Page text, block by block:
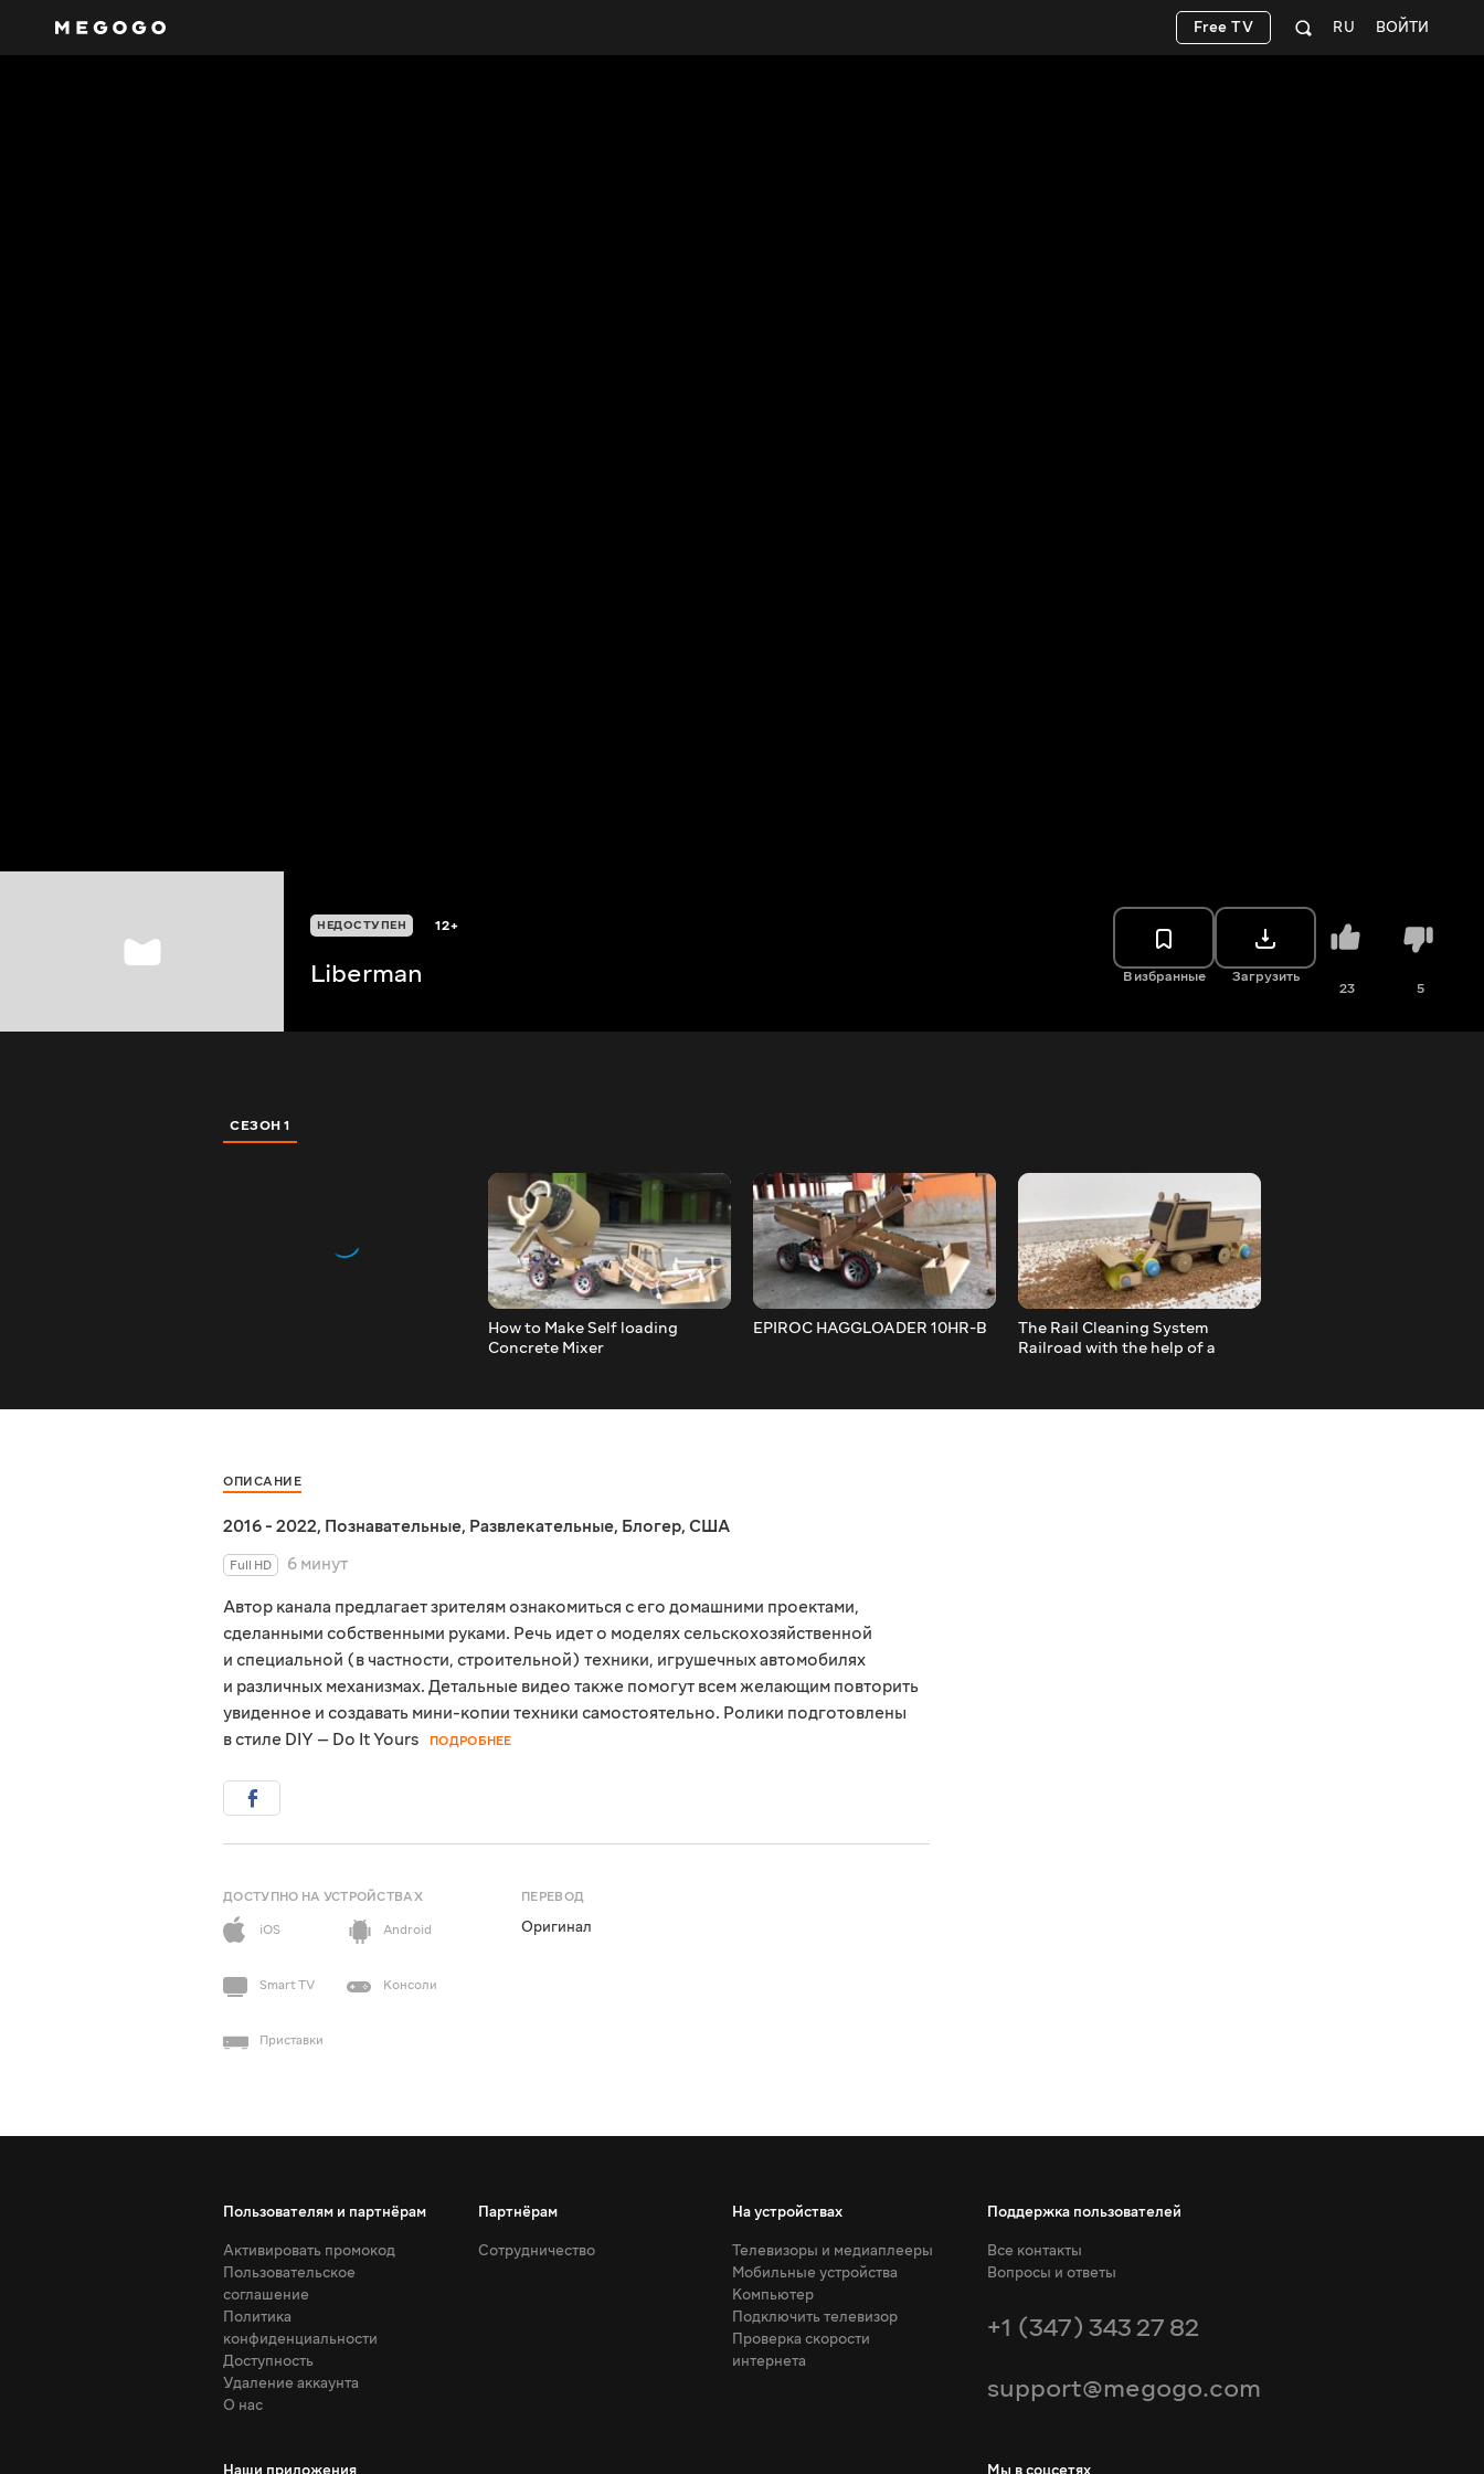
ВОЙТИ
RU
Free TV
НЕДОСТУПЕН 12+
Liberman В избранные Загрузить
23 5
СЕЗОН 1
How to Make Self loading
Concrete Mixer
EPIROC HAGGLOADER 10HR-B
The Rail Cleaning System
Railroad with the help of a
ОПИСАНИЕ
2016 - 2022, Познавательные, Развлекательные, Блогер, США
Full HD
6 минут
Автор канала предлагает зрителям ознакомиться с его домашними проектами,
сделанными собственными руками. Речь идет о моделях сельскохозяйственной
и специальной (в частности, строительной) техники, игрушечных автомобилях
и различных механизмах. Детальные видео также помогут всем желающим повторить
увиденное и создавать мини-копии техники самостоятельно. Ролики подготовлены
в стиле DIY — Do It Yours
ПОДРОБНЕЕ
ДОСТУПНО НА УСТРОЙСТВАХ
iOS
Android
Smart TV Консоли
Приставки
ПЕРЕВОД
Оригинал
Пользователям и партнёрам
Активировать промокод
Пользовательское
соглашение
Политика
конфиденциальности
Доступность
Удаление аккаунта
О нас
Партнёрам
Сотрудничество
На устройствах
Телевизоры и медиаплееры
Мобильные устройства
Компьютер
Подключить телевизор
Проверка скорости
интернета
Поддержка пользователей
Все контакты
Вопросы и ответы
+1 (347) 343 27 82
support@megogo.com